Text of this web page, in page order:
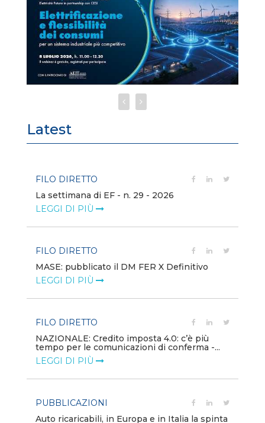
Latest
FILO DIRETTO
La settimana di EF - n. 29 - 2026
LEGGI DI PIÙ
FILO DIRETTO
MASE: pubblicato il DM FER X Definitivo
LEGGI DI PIÙ
FILO DIRETTO
NAZIONALE: Credito imposta 4.0: c’è più
tempo per le comunicazioni di conferma -...
LEGGI DI PIÙ
PUBBLICAZIONI
Auto ricaricabili, in Europa e in Italia la spinta